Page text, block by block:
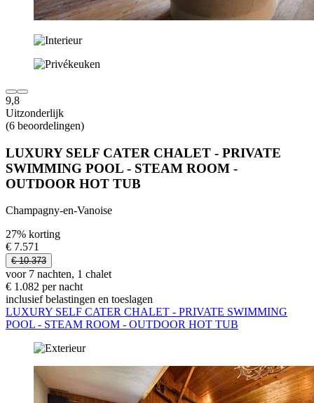
9,8
Uitzonderlijk
(6 beoordelingen)
LUXURY SELF CATER CHALET - PRIVATE
SWIMMING POOL - STEAM ROOM -
OUTDOOR HOT TUB
Champagny-en-Vanoise
27% korting
€ 7.571
€ 10.373
voor 7 nachten, 1 chalet
€ 1.082 per nacht
inclusief belastingen en toeslagen
LUXURY SELF CATER CHALET - PRIVATE SWIMMING
POOL - STEAM ROOM - OUTDOOR HOT TUB